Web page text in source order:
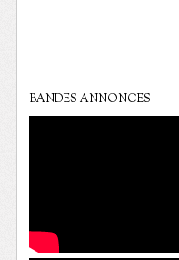
BANDES ANNONCES